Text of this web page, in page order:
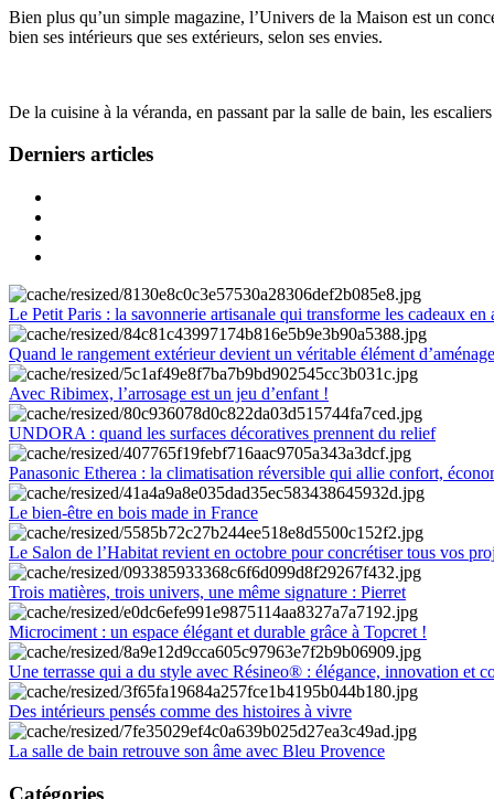
Bien plus qu’un simple magazine, l’Univers de la Maison est un
bien ses intérieurs que ses extérieurs, selon ses envies.
De la cuisine à la véranda, en passant par la salle de bain, les
Derniers articles
Le Petit Paris : la savonnerie artisanale qui transforme les cadeaux en
Quand le rangement extérieur devient un véritable élément
Avec Ribimex, l’arrosage est un jeu d’enfant !
UNDORA : quand les surfaces décoratives prennent du relief
Panasonic Etherea : la climatisation réversible qui allie confort,
Le bien-être en bois made in France
Le Salon de l’Habitat revient en octobre pour concrétiser tous vos
Trois matières, trois univers, une même signature : Pierret
Microciment : un espace élégant et durable grâce à Topcret !
Une terrasse qui a du style avec Résineo® : élégance, innovation et
Des intérieurs pensés comme des histoires à vivre
La salle de bain retrouve son âme avec Bleu Provence
Catégories